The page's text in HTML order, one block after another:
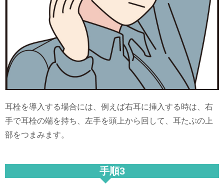
耳栓を導入する場合には、例えば右耳に挿入する時は、右
手で耳栓の端を持ち、左手を頭上から回して、耳たぶの上
部をつまみます。
手順3